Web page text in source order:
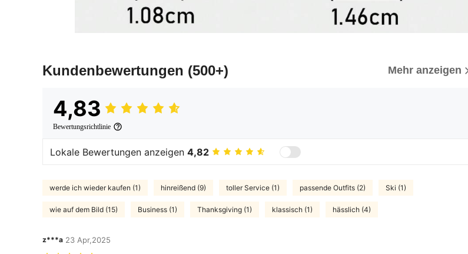
Kundenbewertungen (500+) Mehr anzeigen
4,83
Bewertungsrichtlinie
Lokale Bewertungen anzeigen 4,82
werde ich wieder kaufen (1) hinreißend (9) toller Service (1) passende Outfits (2) Ski (1)
wie auf dem Bild (15) Business (1) Thanksgiving (1) klassisch (1) hässlich (4)
z***a 23 Apr,2025